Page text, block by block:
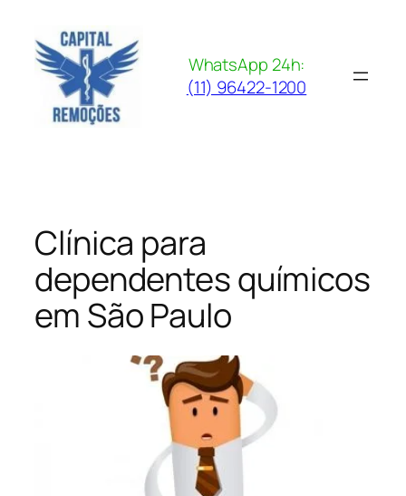
para
conteúdo
WhatsApp 24h:
(11) 96422-1200
Clínica para
dependentes químicos
em São Paulo